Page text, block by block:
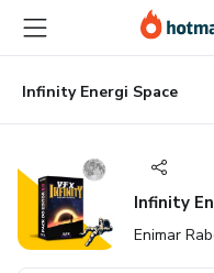
para
conteúdo
principal
para
pagamento
para
rodapé
Infinity Energi Space
Infinity
Enimar